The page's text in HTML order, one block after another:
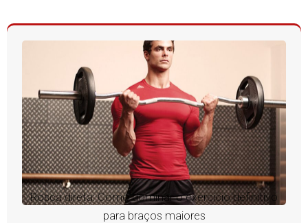
Rosca direta: Como dominar o exercício definitivo
para braços maiores